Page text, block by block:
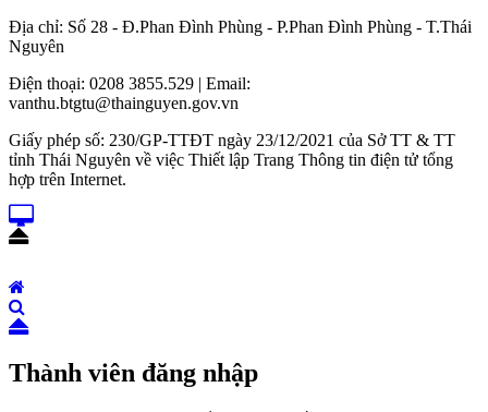
Địa chỉ: Số 28 - Đ.Phan Đình Phùng - P.Phan Đình Phùng - T.Thái
Nguyên
Điện thoại: 0208 3855.529 | Email:
vanthu.btgtu@thainguyen.gov.vn
Giấy phép số: 230/GP-TTĐT ngày 23/12/2021 của Sở TT & TT
tỉnh Thái Nguyên về việc Thiết lập Trang Thông tin điện tử tổng
hợp trên Internet.
Thành viên đăng nhập